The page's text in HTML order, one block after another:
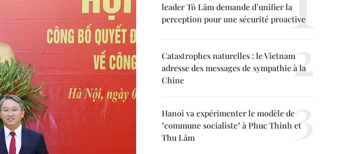
leader Tô Lâm demande d’unifier la
perception pour une sécurité proactive
Catastrophes naturelles : le Vietnam
adresse des messages de sympathie à la
Chine
Hanoi va expérimenter le modèle de
"commune socialiste" à Phuc Thinh et
Thu Lâm